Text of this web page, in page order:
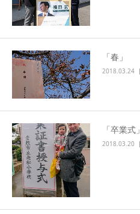
「春」
2018.03.24
「卒業式」
2018.03.20